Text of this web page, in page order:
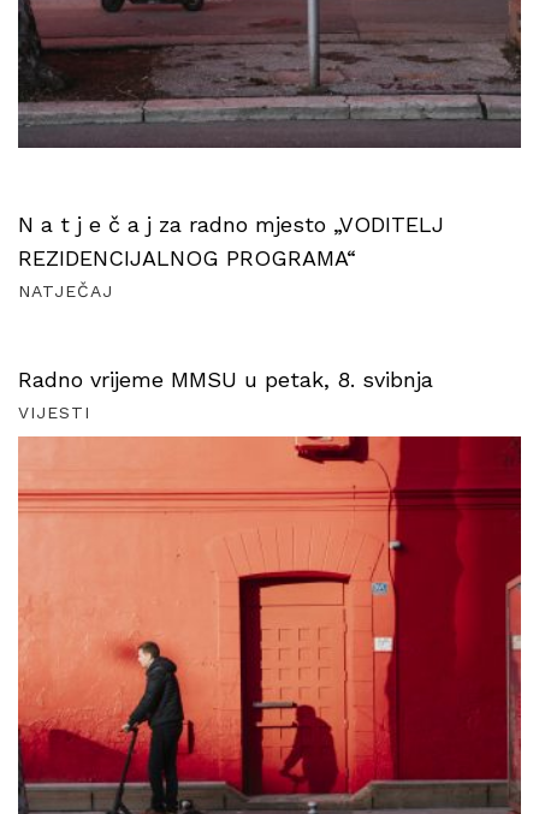
N a t j e č a j za radno mjesto „VODITELJ
REZIDENCIJALNOG PROGRAMA“
NATJEČAJ
Radno vrijeme MMSU u petak, 8. svibnja
VIJESTI